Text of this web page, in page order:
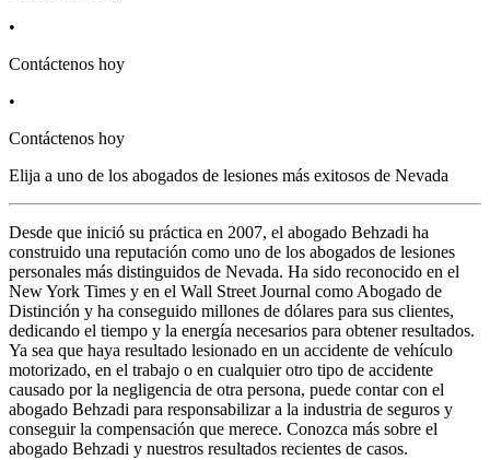
•
Contáctenos hoy
•
Contáctenos hoy
Elija a uno de los abogados de lesiones más exitosos de Nevada
Desde que inició su práctica en 2007, el abogado Behzadi ha
construido una reputación como uno de los abogados de lesiones
personales más distinguidos de Nevada. Ha sido reconocido en el
New York Times y en el Wall Street Journal como Abogado de
Distinción y ha conseguido millones de dólares para sus clientes,
dedicando el tiempo y la energía necesarios para obtener resultados.
Ya sea que haya resultado lesionado en un accidente de vehículo
motorizado, en el trabajo o en cualquier otro tipo de accidente
causado por la negligencia de otra persona, puede contar con el
abogado Behzadi para responsabilizar a la industria de seguros y
conseguir la compensación que merece. Conozca más sobre el
abogado Behzadi y nuestros resultados recientes de casos.